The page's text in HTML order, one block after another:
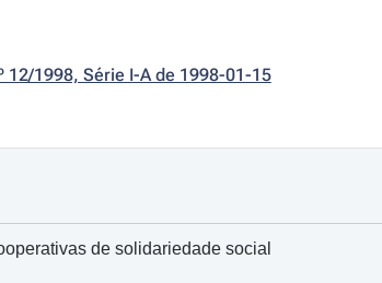
12/1998, Série I-A de 1998-01-15
de solidariedade social